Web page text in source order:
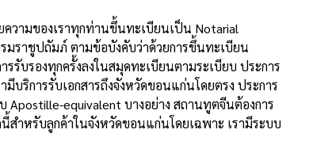
ความของเราทุกท่านขึ้นทะเบียนเป็น Notarial
มราชูปถัมภ์ ตามข้อบังคับว่าด้วยการขึ้นทะเบียน
บรองทุกครั้งลงในสมุดทะเบียนตามระเบียบ ประการ
บริการรับเอกสารถึงจังหวัดขอนแก่นโดยตรง ประการ
Apostille-equivalent บางอย่าง สถานทูตจีนต้องการ
ำหรับลูกค้าในจังหวัดขอนแก่นโดยเฉพาะ เรามีระบบ